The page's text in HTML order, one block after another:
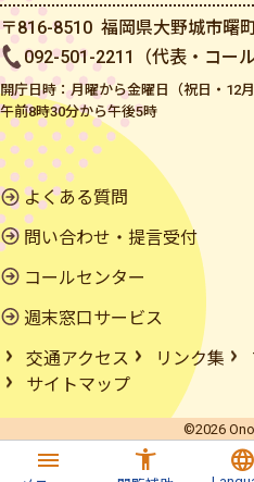
〒816-8510 福岡県大野城市曙
092-501-2211（代表・コー
開庁日時：月曜から金曜日（祝日・12
午前8時30分から午後5時
よくある質問
問い合わせ・提言受付
コールセンター
週末窓口サービス
交通アクセス
リンク集
サイトマップ
©2026
menu accessibility_new language